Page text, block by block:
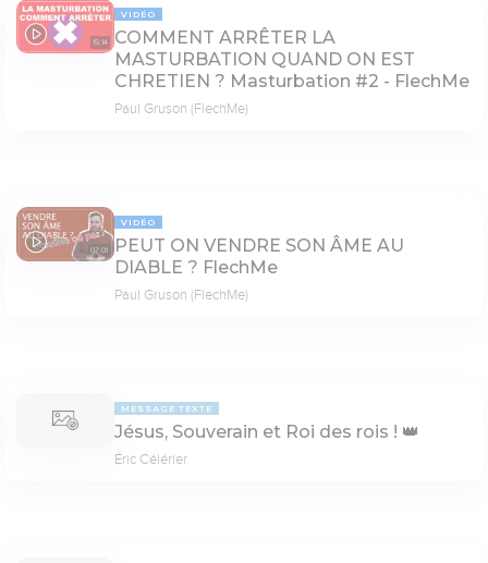
15:14
VIDÉO
COMMENT ARRÊTER LA
MASTURBATION QUAND ON EST
CHRETIEN ? Masturbation #2 - FlechMe
Paul Gruson (FlechMe)
07:01
VIDÉO
PEUT ON VENDRE SON ÂME AU
DIABLE ? FlechMe
Paul Gruson (FlechMe)
MESSAGE TEXTE
Jésus, Souverain et Roi des rois ! 👑
Éric Célérier